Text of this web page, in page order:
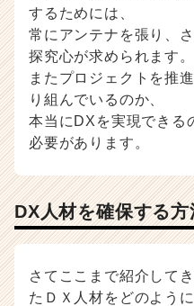
するためには、
常にアンテナを張り、
探究心が求められます。
またプロジェクトを推
り組んでいるのか、
本当にDXを実現できる
必要があります。
DX人材を確保する方
さてここまで紹介して
たＤＸ人材をどのよう